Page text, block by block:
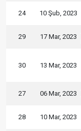
24 10 Şub, 2023
29 17 Mar, 2023
30 13 Mar, 2023
27 06 Mar, 2023
28 10 Mar, 2023